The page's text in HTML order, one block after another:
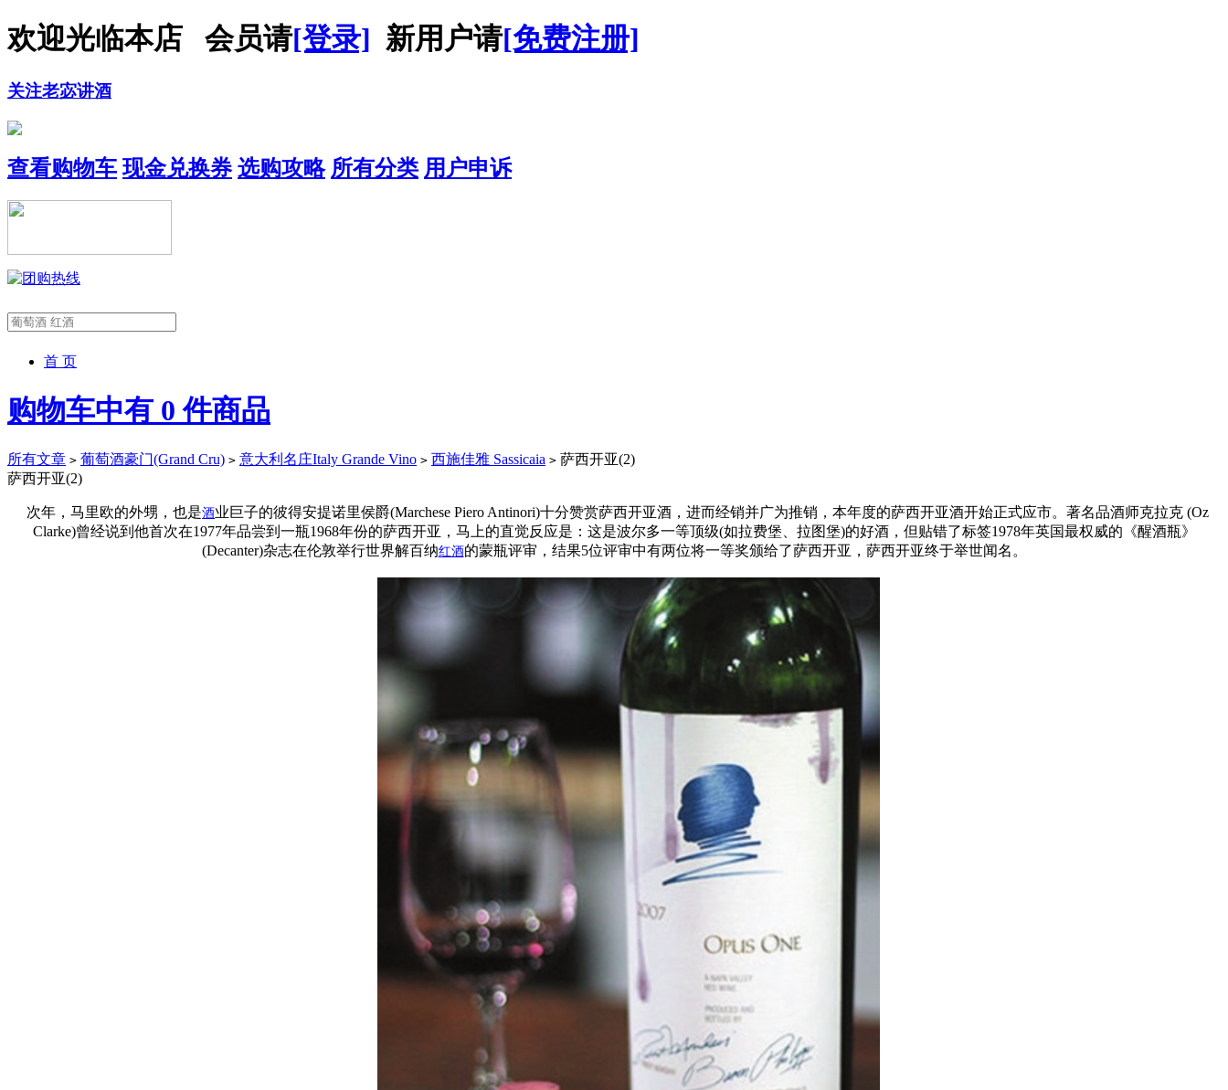
欢迎光临本店 会员请[登录] 新用户请[免费注册]
关注老宓讲酒
查看购物车 现金兑换券 选购攻略 所有分类 用户申诉
首 页
购物车中有 0 件商品
所有文章 > 葡萄酒豪门(Grand Cru) > 意大利名庄Italy Grande Vino > 西施佳雅 Sassicaia > 萨西开亚(2)
萨西开亚(2)
次年，马里欧的外甥，也是酒业巨子的彼得安提诺里侯爵(Marchese Piero Antinori)十分赞赏萨西开亚酒，进而经销并广为推销，本年度的萨西开亚酒开始正式应市。著名品酒师克拉克 (Oz
Clarke)曾经说到他首次在1977年品尝到一瓶1968年份的萨西开亚，马上的直觉反应是：这是波尔多一等顶级(如拉费堡、拉图堡)的好酒，但贴错了标签1978年英国最权威的《醒酒瓶》
(Decanter)杂志在伦敦举行世界解百纳红酒的蒙瓶评审，结果5位评审中有两位将一等奖颁给了萨西开亚，萨西开亚终于举世闻名。